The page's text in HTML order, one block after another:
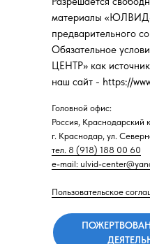
Головной офис:
Россия, Краснодарский
г. Краснодар, ул.
тел. 8 (918) 188 00 60
e-mail: ulvid-
Пользовательское
материалы
предварительного
Обязательное
ЦЕНТР» как
наш сайт - https://